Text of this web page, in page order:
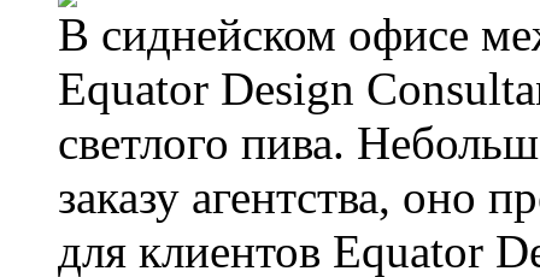
В сиднейском офисе
Equator Design
светлого пива.
заказу агентства, оно
для клиентов Equator